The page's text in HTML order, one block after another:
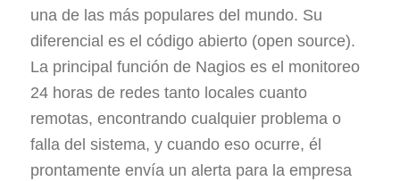
una de las más populares del mundo. Su
diferencial es el código abierto (open source).
La principal función de Nagios es el monitoreo
24 horas de redes tanto locales cuanto
remotas, encontrando cualquier problema o
falla del sistema, y cuando eso ocurre, él
prontamente envía un alerta para la empresa